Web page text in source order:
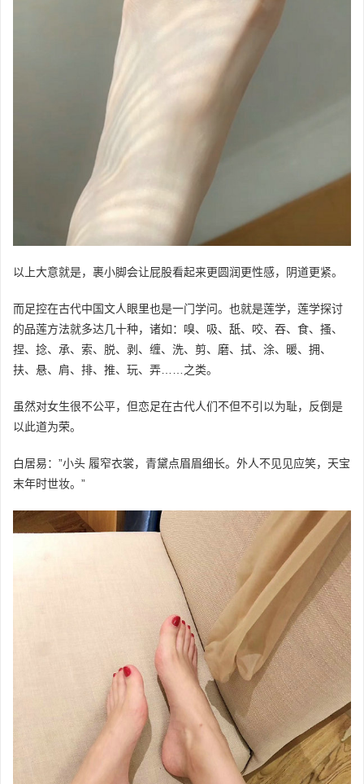
以上大意就是，裹小脚会让屁股看起来更圆润更性感，阴道更紧。
而足控在古代中国文人眼里也是一门学问。也就是莲学，莲学探讨
的品莲方法就多达几十种，诸如：嗅、吸、舐、咬、吞、食、搔、
捏、捻、承、索、脱、剥、缠、洗、剪、磨、拭、涂、暖、拥、
扶、悬、肩、排、推、玩、弄……之类。
虽然对女生很不公平，但恋足在古代人们不但不引以为耻，反倒是
以此道为荣。
白居易：”小头 履窄衣裳，青黛点眉眉细长。外人不见见应笑，天宝
末年时世妆。”